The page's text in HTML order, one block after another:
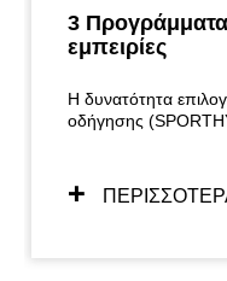
3
εμπειρίες
Η δυνατότητα
οδήγησης
συνθηκών
κάθε λειτουργίας